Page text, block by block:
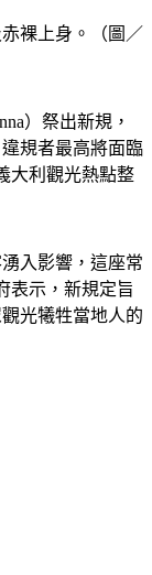
裸上身。（圖／
）祭出新規，
規者最高將面臨
大利觀光熱點整
入影響，這座常
表示，新規定旨
光犧牲當地人的